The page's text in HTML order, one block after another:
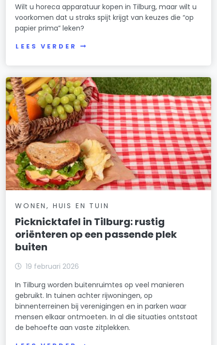
Wilt u horeca apparatuur kopen in Tilburg, maar wilt u
voorkomen dat u straks spijt krijgt van keuzes die “op
papier prima” leken?
LEES VERDER
WONEN, HUIS EN TUIN
Picknicktafel in Tilburg: rustig
oriënteren op een passende plek
buiten
19 februari 2026
In Tilburg worden buitenruimtes op veel manieren
gebruikt. In tuinen achter rijwoningen, op
binnenterreinen bij verenigingen en in parken waar
mensen elkaar ontmoeten. In al die situaties ontstaat
de behoefte aan vaste zitplekken.